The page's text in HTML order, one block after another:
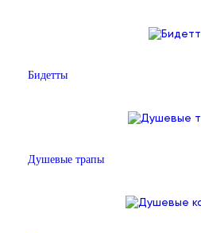
Бидетты
Душевые трапы